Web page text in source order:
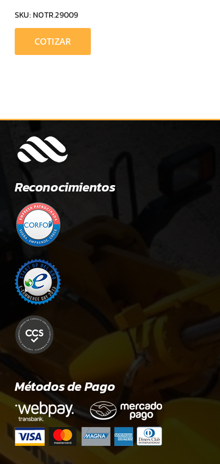
SKU: NOTR.29009
COTIZAR
Reconocimientos
Métodos de Pago